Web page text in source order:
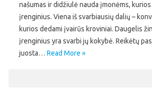
našumas ir didžiulė nauda įmonėms,
įrenginius. Viena iš svarbiausių dalių –
kurios dedami įvairūs kroviniai. Daugelis
įrenginius yra svarbi jų kokybė. Reikėtų
juosta… Read More »